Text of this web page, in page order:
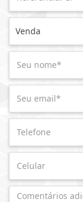
Venda